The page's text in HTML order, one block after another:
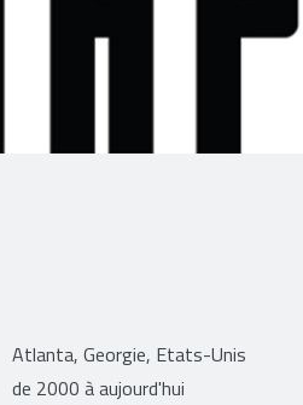
Atlanta, Georgie, Etats-Unis
de 2000 à aujourd'hui